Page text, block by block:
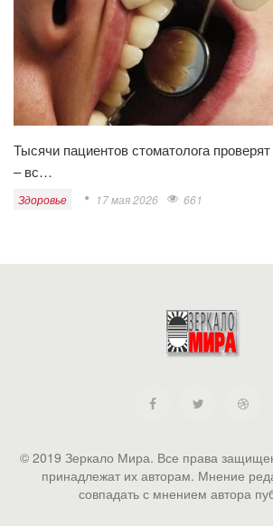
Тысячи пациентов стоматолога
– вс…
Здоровье 17 мая 2026 661
© 2019 Зеркало Мира. Все права
принадлежат их авторам. Мнение
совпадать с мнением автора